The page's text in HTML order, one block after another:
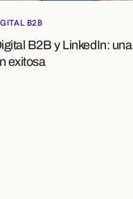
B2B
B2B y LinkedIn: una
exitosa